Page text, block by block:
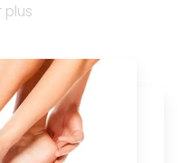
plus